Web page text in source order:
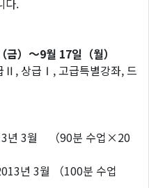
다.
）～9월 17일（월）
상급Ⅰ, 고급특별강좌, 드
년 3월 （90분 수업×20
년 3월 （100분 수업